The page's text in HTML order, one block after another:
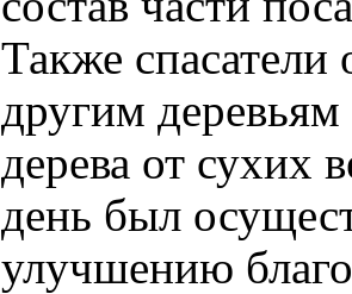
Также
другим
дерева от сухих
день был
улучшению